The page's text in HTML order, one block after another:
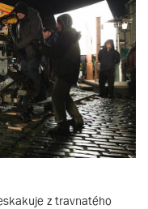
z travnatého